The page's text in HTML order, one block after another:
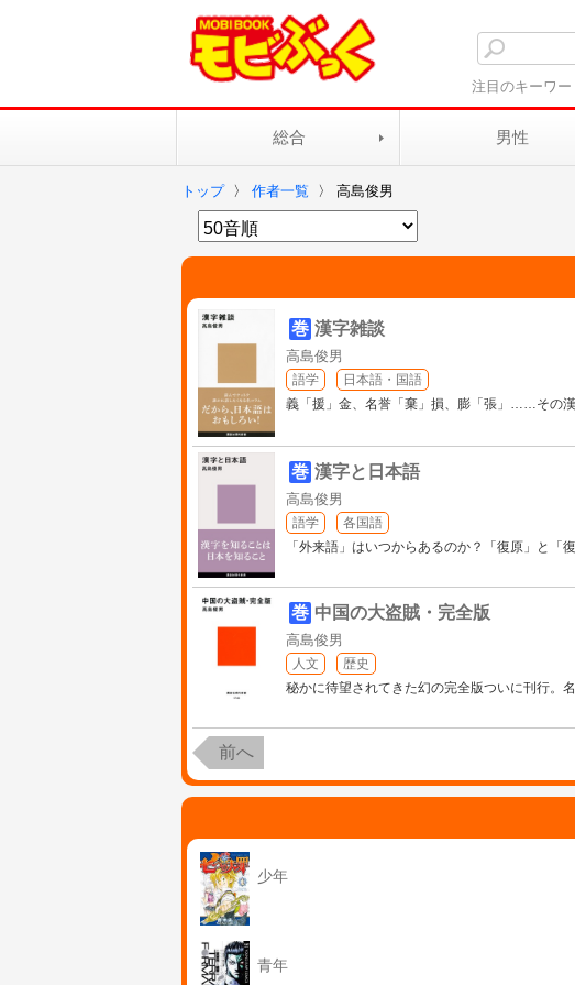
注目のキーワー
総合 男性
トップ 〉 作者一覧 〉 高島俊男
巻 漢字雑談
高島俊男
語学
日本語・国語
義「援」金、名誉「棄」損、膨「張」……その
巻 漢字と日本語
高島俊男
語学
各国語
「外来語」はいつからあるのか？「復原」と
巻 中国の大盗賊・完全版
高島俊男
人文
歴史
秘かに待望されてきた幻の完全版ついに刊行。
前へ
少年
青年